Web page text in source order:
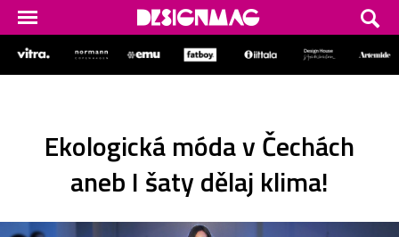
Ekologická móda v Čechách
aneb I šaty dělaj klima!